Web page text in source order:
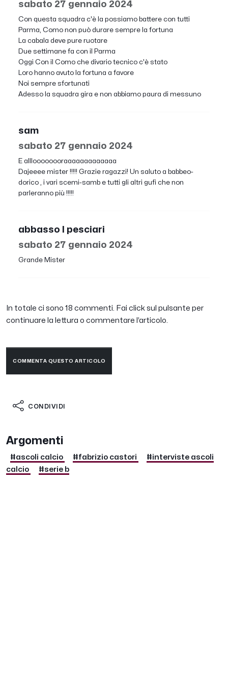
sabato 27 gennaio 2024
Con questa squadra c'è la possiamo battere con tutti
Parma, Como non può durare sempre la fortuna
La cabala deve pure ruotare
Due settimane fa con il Parma
Oggi Con il Como che divario tecnico c'è stato
Loro hanno avuto la fortuna a favore
Noi sempre sfortunati
Adesso la squadra gira e non abbiamo paura di messuno
sam
sabato 27 gennaio 2024
E allloooooooraaaaaaaaaaaaa
Dajeeee mister !!!!! Grazie ragazzi! Un saluto a babbeo-
dorico , i vari scemi-samb e tutti gli altri gufi che non
parleranno più !!!!!
abbasso I pesciari
sabato 27 gennaio 2024
Grande Mister
In totale ci sono 18 commenti. Fai click sul pulsante per
continuare la lettura o commentare l’articolo.
COMMENTA QUESTO ARTICOLO
CONDIVIDI
Argomenti
#ascoli calcio #fabrizio castori
#interviste ascoli
calcio
#serie b